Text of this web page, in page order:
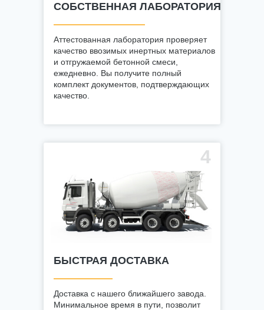
СОБСТВЕННАЯ ЛАБОРАТОРИЯ
Аттестованная лаборатория проверяет
качество ввозимых инертных материалов
и отгружаемой бетонной смеси,
ежедневно. Вы получите полный
комплект документов, подтверждающих
качество.
БЫСТРАЯ ДОСТАВКА
Доставка с нашего ближайшего завода.
Минимальное время в пути, позволит
4